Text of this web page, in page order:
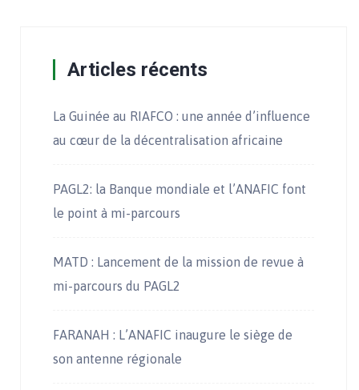
Articles récents
La Guinée au RIAFCO : une année d’influence
au cœur de la décentralisation africaine
PAGL2: la Banque mondiale et l’ANAFIC font
le point à mi-parcours
MATD : Lancement de la mission de revue à
mi-parcours du PAGL2
FARANAH : L’ANAFIC inaugure le siège de
son antenne régionale